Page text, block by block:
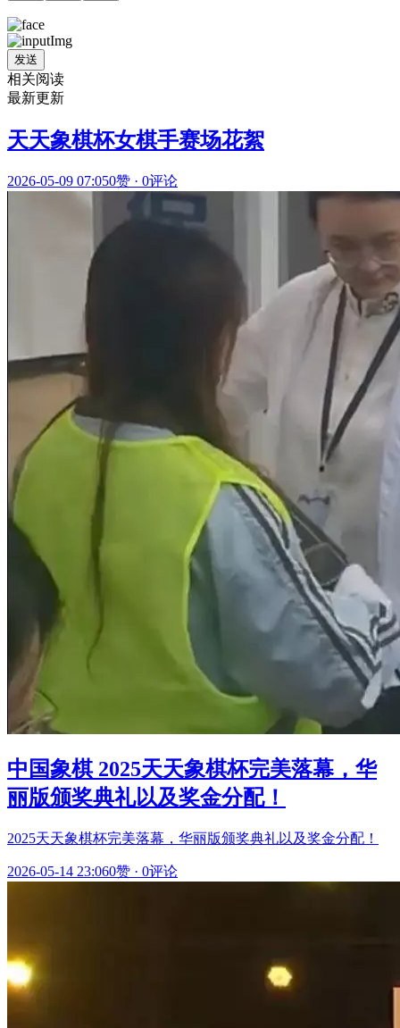
发送
相关阅读
最新更新
天天象棋杯女棋手赛场花絮
2026-05-09 07:050赞 · 0评论
中国象棋 2025天天象棋杯完美落幕，华
丽版颁奖典礼以及奖金分配！
2025天天象棋杯完美落幕，华丽版颁奖典礼以及奖金分配！
2026-05-14 23:060赞 · 0评论